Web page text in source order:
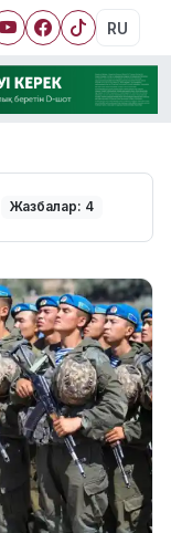
RU
Жазбалар: 4